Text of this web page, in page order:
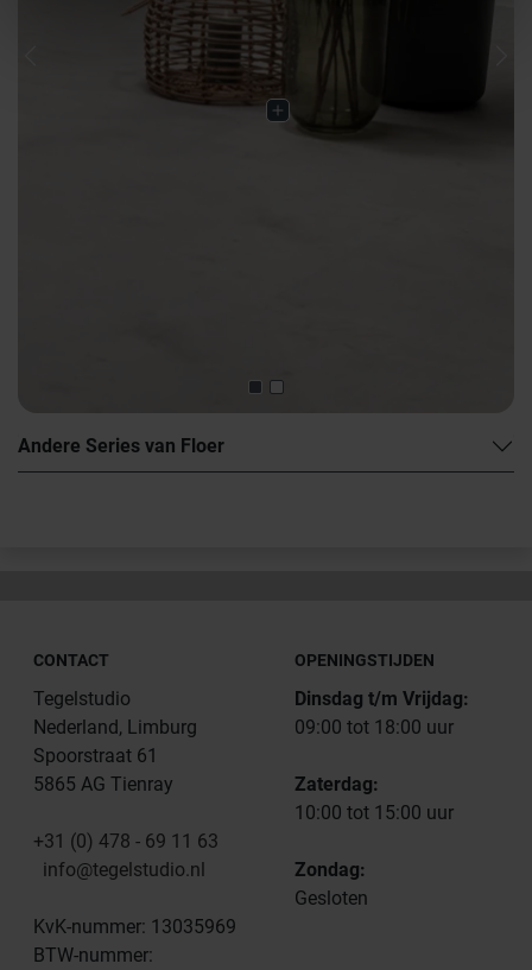
Andere Series van Floer
CONTACT
Tegelstudio
Nederland, Limburg
Spoorstraat 61
5865 AG Tienray
+31 (0) 478 - 69 11 63
info@tegelstudio.nl
KvK-nummer: 13035969
BTW-nummer:
OPENINGSTIJDEN
Dinsdag t/m Vrijdag:
09:00 tot 18:00 uur
Zaterdag:
10:00 tot 15:00 uur
Zondag:
Gesloten